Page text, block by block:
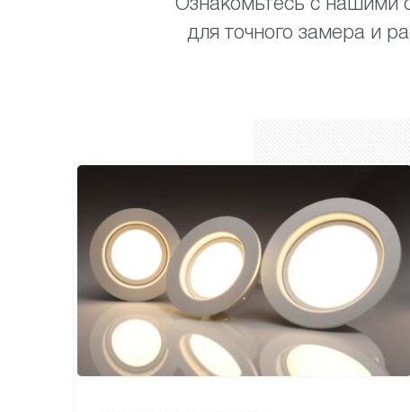
Ознакомьтесь с нашими
для точного замера и